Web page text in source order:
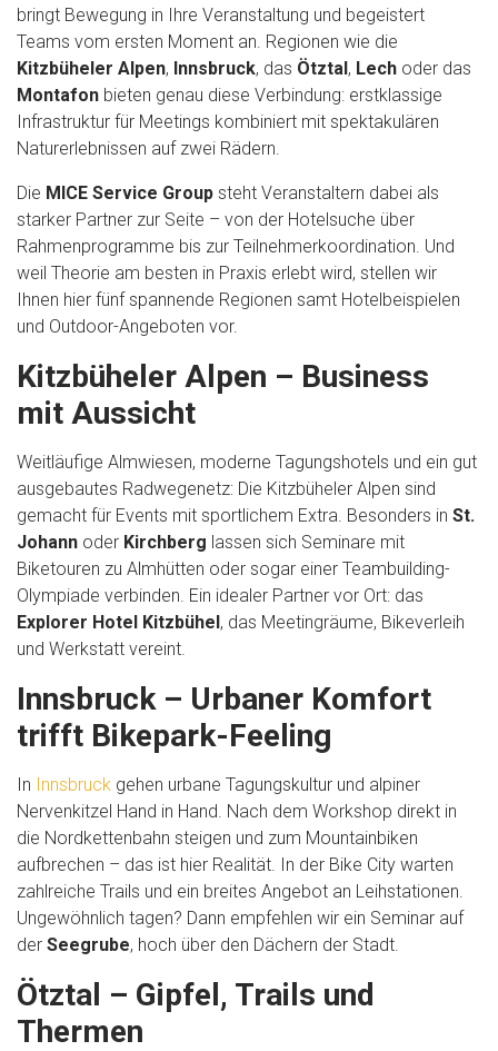
bringt Bewegung in Ihre Veranstaltung und begeistert
Teams vom ersten Moment an. Regionen wie die
Kitzbüheler Alpen, Innsbruck, das Ötztal, Lech oder das
Montafon bieten genau diese Verbindung: erstklassige
Infrastruktur für Meetings kombiniert mit spektakulären
Naturerlebnissen auf zwei Rädern.
Die MICE Service Group steht Veranstaltern dabei als
starker Partner zur Seite – von der Hotelsuche über
Rahmenprogramme bis zur Teilnehmerkoordination. Und
weil Theorie am besten in Praxis erlebt wird, stellen wir
Ihnen hier fünf spannende Regionen samt Hotelbeispielen
und Outdoor-Angeboten vor.
Kitzbüheler Alpen – Business
mit Aussicht
Weitläufige Almwiesen, moderne Tagungshotels und ein gut
ausgebautes Radwegenetz: Die Kitzbüheler Alpen sind
gemacht für Events mit sportlichem Extra. Besonders in St.
Johann oder Kirchberg lassen sich Seminare mit
Biketouren zu Almhütten oder sogar einer Teambuilding-
Olympiade verbinden. Ein idealer Partner vor Ort: das
Explorer Hotel Kitzbühel, das Meetingräume, Bikeverleih
und Werkstatt vereint.
Innsbruck – Urbaner Komfort
trifft Bikepark-Feeling
In Innsbruck gehen urbane Tagungskultur und alpiner
Nervenkitzel Hand in Hand. Nach dem Workshop direkt in
die Nordkettenbahn steigen und zum Mountainbiken
aufbrechen – das ist hier Realität. In der Bike City warten
zahlreiche Trails und ein breites Angebot an Leihstationen.
Ungewöhnlich tagen? Dann empfehlen wir ein Seminar auf
der Seegrube, hoch über den Dächern der Stadt.
Ötztal – Gipfel, Trails und
Thermen